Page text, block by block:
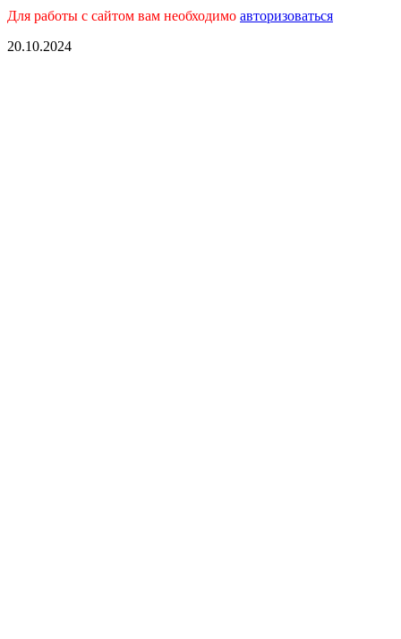
Для работы с сайтом вам необходимо авторизоваться
20.10.2024